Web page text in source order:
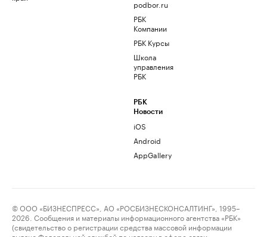
podbor.ru
РБК
Компании
РБК Курсы
Школа
управления
РБК
РБК
Новости
iOS
Android
AppGallery
© ООО «БИЗНЕСПРЕСС», АО «РОСБИЗНЕСКОНСАЛТИНГ», 1995–
2026. Сообщения и материалы информационного агентства «РБК»
(свидетельство о регистрации средства массовой информации